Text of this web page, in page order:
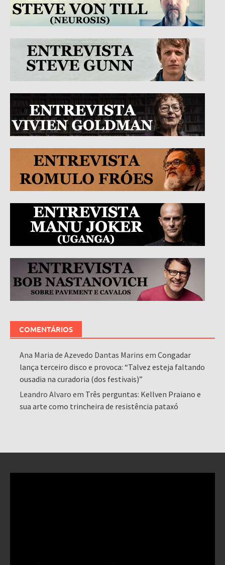
COMENTÁRIOS
Ana Maria de Azevedo Dantas Marins emCongadar
lança terceiro disco e provoca: “Talvez esteja faltando
ousadia na curadoria (dos festivais)”
Leandro Alvaro em Três perguntas: Kellven Praiano e
sua arte como trincheira de resistência pataxó